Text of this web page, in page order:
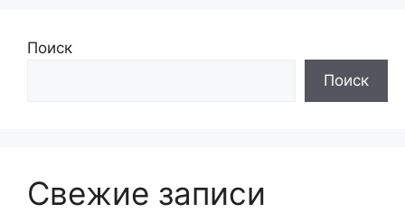
Поиск
Поиск
Свежие записи